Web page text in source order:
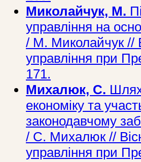
Миколайчук, М.
управління на
/ М. Миколайчук //
управління при
171.
Михалюк, С.
економіку та
законодавчому
/ С. Михалюк //
управління при